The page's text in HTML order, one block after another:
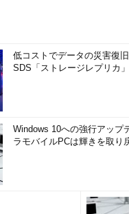
低コストでデータの災害復
SDS「ストレージレプリカ
Windows 10への強行アップ
ラモバイルPCは輝きを取り